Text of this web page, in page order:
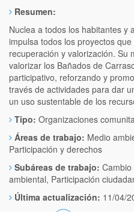
Resumen:
Nuclea a todos los habitantes y
impulsa todos los proyectos
recuperación y valorización. Su
valorizar los Bañados de
participativo, reforzando y
través de actividades para dar
un uso sustentable de los
Tipo: Organizaciones
Áreas de trabajo: Medio
Participación y derechos
Subáreas de trabajo: Cambio
ambiental, Participación
Última actualización: 11/04/